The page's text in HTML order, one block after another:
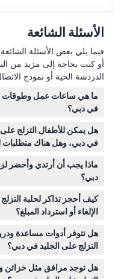
الأسئلة الشائعة
فيما يلي بعض الأسئلة
أو كنت بحاجة إلى مزيد من
الدردشة الحية أو نموذج
ما هي ساعات عمل وطوقات
في دبي؟
صباحًا حتى
متاحة، بما في ذلك التزلج
(قابلة للتغيير - يرجى
هل يمكن للأطفال التزلج على
في دبي، وهل هناك متطلبات
أن يرافق الأطفال دون سن
الدراجات الجليدية طولًا أدنى
ماذا يجب أن أرتدي وأحضر
دبي؟
من الأفضل ارتداء ملابس
وقفازات للبقاء دافئًا على
وأحذية رياضية مغلقة
الفضفاضة.
كيف أحجز تذاكر لحلبة
الإلغاء أو استرداد المبلغ؟
يمكنك حجز تذاكر حلبة
الإنترنت هنا على هذا
للاسترداد ولا يمكن
هل تتوفر أدوات مساعدة
التزلج على الجليد في دبي؟
نعم، تتوفر أدوات مساعدة
والفقمات للإيجار لمساعدة
هل توجد مرافق مثل خزائن